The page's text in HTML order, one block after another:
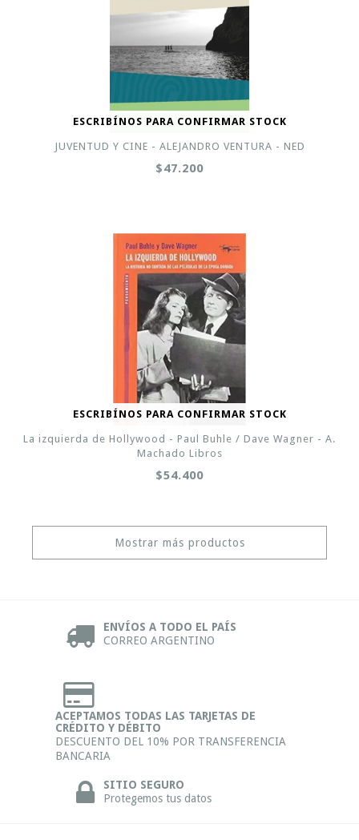
ESCRIBÍNOS PARA CONFIRMAR STOCK
JUVENTUD Y CINE - ALEJANDRO VENTURA - NED
$47.200
ESCRIBÍNOS PARA CONFIRMAR STOCK
La izquierda de Hollywood - Paul Buhle / Dave Wagner - A.
Machado Libros
$54.400
Mostrar más productos
ENVÍOS A TODO EL PAÍS
CORREO ARGENTINO
ACEPTAMOS TODAS LAS TARJETAS DE
CRÉDITO Y DÉBITO
DESCUENTO DEL 10% POR TRANSFERENCIA
BANCARIA
SITIO SEGURO
Protegemos tus datos